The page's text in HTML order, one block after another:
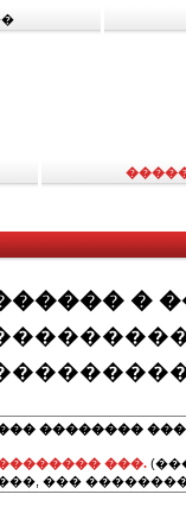
�
��������
���.
���